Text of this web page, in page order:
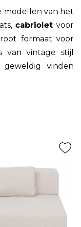
modellen van het
cabriolet voor
formaat voor
van vintage stijl
vinden
aan modellen in
sfeer te
bank
van je
hoek, rond, L-
fluweel of stof, 2,
zonder chaise